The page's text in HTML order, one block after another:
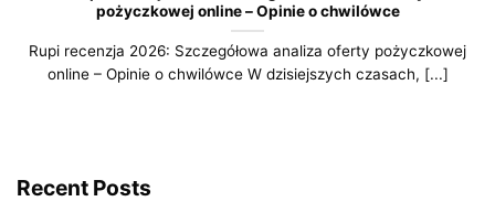
pożyczkowej online – Opinie o chwilówce
Rupi recenzja 2026: Szczegółowa analiza oferty pożyczkowej
online – Opinie o chwilówce W dzisiejszych czasach, [...]
Recent Posts